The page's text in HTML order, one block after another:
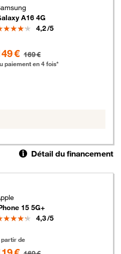
A16 4G
Note
4,2/5
€ 169 €
paiement en 4 fois*
Détail du financement
non sélectionnables
15 5G+
Note
4,3/5
partir de